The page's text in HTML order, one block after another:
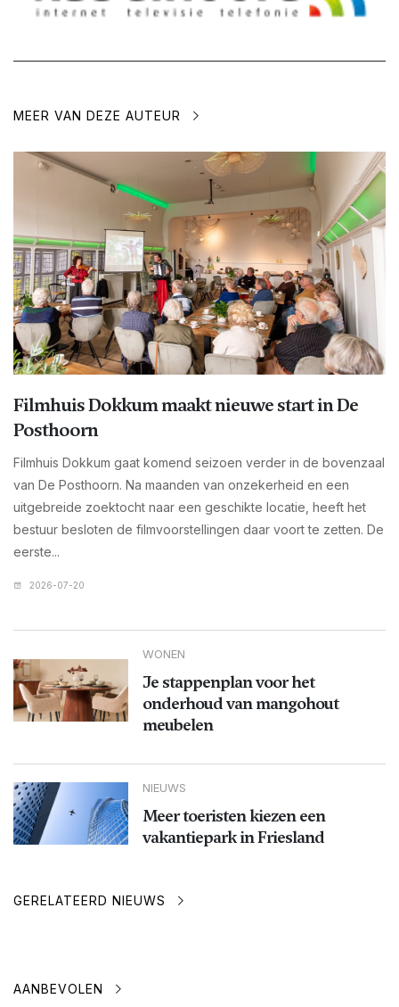
MEER VAN DEZE AUTEUR
Filmhuis Dokkum maakt nieuwe start in De
Posthoorn
Filmhuis Dokkum gaat komend seizoen verder in de bovenzaal
van De Posthoorn. Na maanden van onzekerheid en een
uitgebreide zoektocht naar een geschikte locatie, heeft het
bestuur besloten de filmvoorstellingen daar voort te zetten. De
eerste...
2026-07-20
WONEN
Je stappenplan voor het
onderhoud van mangohout
meubelen
NIEUWS
Meer toeristen kiezen een
vakantiepark in Friesland
GERELATEERD NIEUWS
AANBEVOLEN